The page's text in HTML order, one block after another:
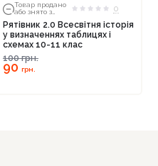
Товар продано
або знято з
0
Рятівник 2.0 Всесвітня історія
у визначеннях таблицях і
схемах 10-11 клас
100грн.
90 грн.
покупки